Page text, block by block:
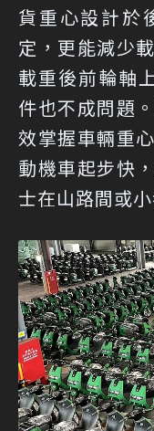
貨重心設計於
定，更能減少
載重後前輪軸
件也不成問題
效掌握車輛重
動機車起步快
士在山路間或